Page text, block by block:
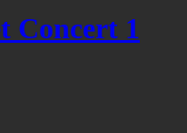
Concert 1